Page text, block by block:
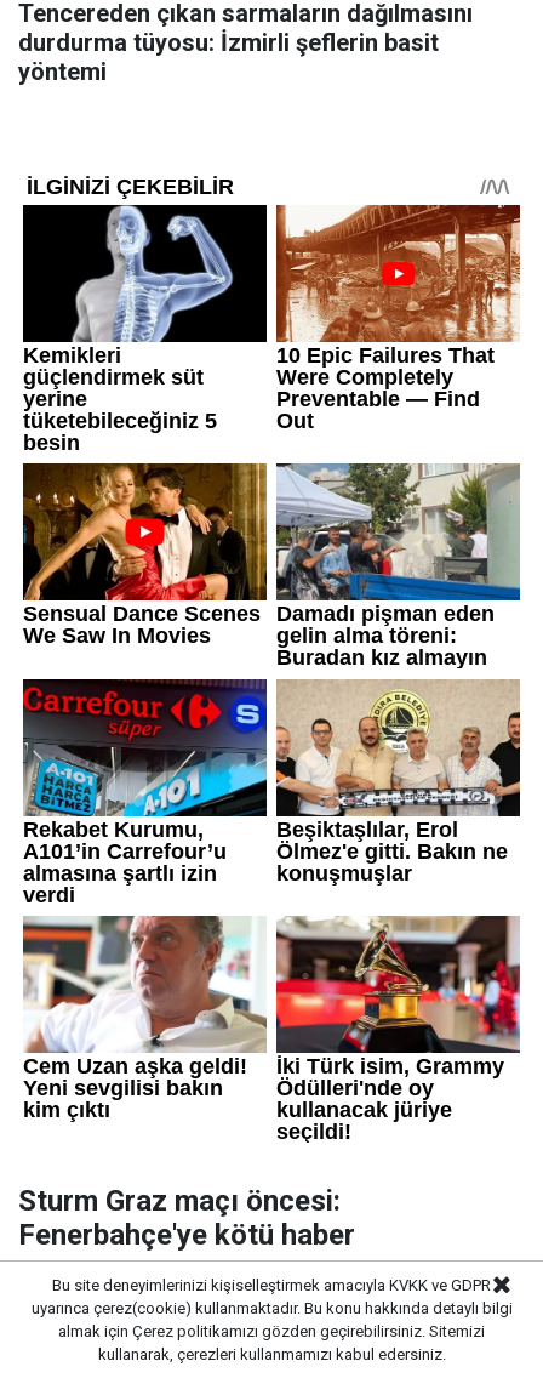
Tencereden çıkan sarmaların dağılmasını
durdurma tüyosu: İzmirli şeflerin basit
yöntemi
Sturm Graz maçı öncesi:
Fenerbahçe'ye kötü haber
Sturm Graz maçı öncesi Fenerbahçe'de 2 oyuncu
kadroya alınmadı. Sarı Lacıvertli ekibin kadro
planlamasına etkisi olacak.
Bu site deneyimlerinizi kişiselleştirmek amacıyla KVKK ve GDPR
uyarınca çerez(cookie) kullanmaktadır. Bu konu hakkında detaylı bilgi
almak için Çerez politikamızı gözden geçirebilirsiniz. Sitemizi
kullanarak, çerezleri kullanmamızı kabul edersiniz.